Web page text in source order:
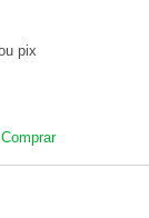
no boleto ou pix
Comprar